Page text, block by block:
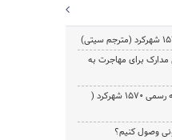
برای مهاجرت به
رونمایی از سایت دفتر ترجمه رسمی 1570 شهرکرد (
وصول کنیم؟